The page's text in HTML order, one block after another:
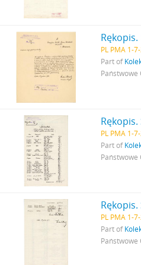
PL PMA 1-
Part of
Państwowe
PL PMA 1-
Part of
Państwowe
PL PMA 1-
Part of
Państwowe